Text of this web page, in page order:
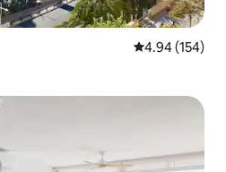
從 154 則評價
4.94 (154)